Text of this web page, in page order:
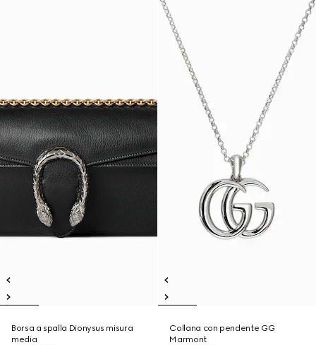
Borsa a spalla Dionysus misura
media
Collana con pendente GG
Marmont